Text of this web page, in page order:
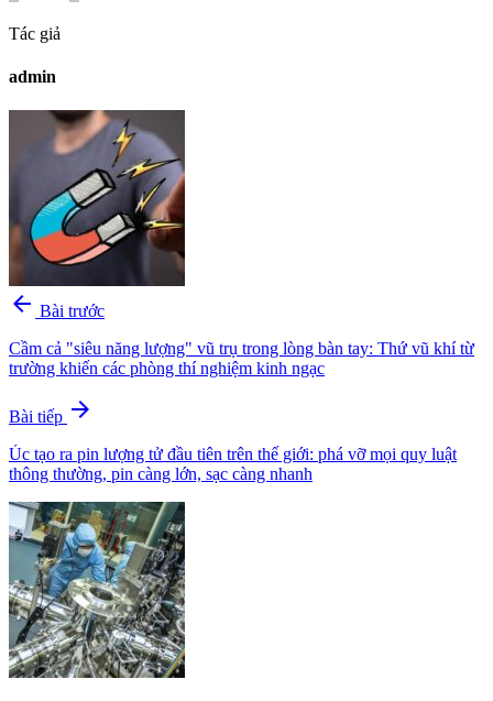
Tác giả
admin
arrow_back Bài trước
Cầm cả "siêu năng lượng" vũ trụ trong lòng bàn tay: Thứ vũ khí từ
trường khiến các phòng thí nghiệm kinh ngạc
Bài tiếp arrow_forward
Úc tạo ra pin lượng tử đầu tiên trên thế giới: phá vỡ mọi quy luật
thông thường, pin càng lớn, sạc càng nhanh